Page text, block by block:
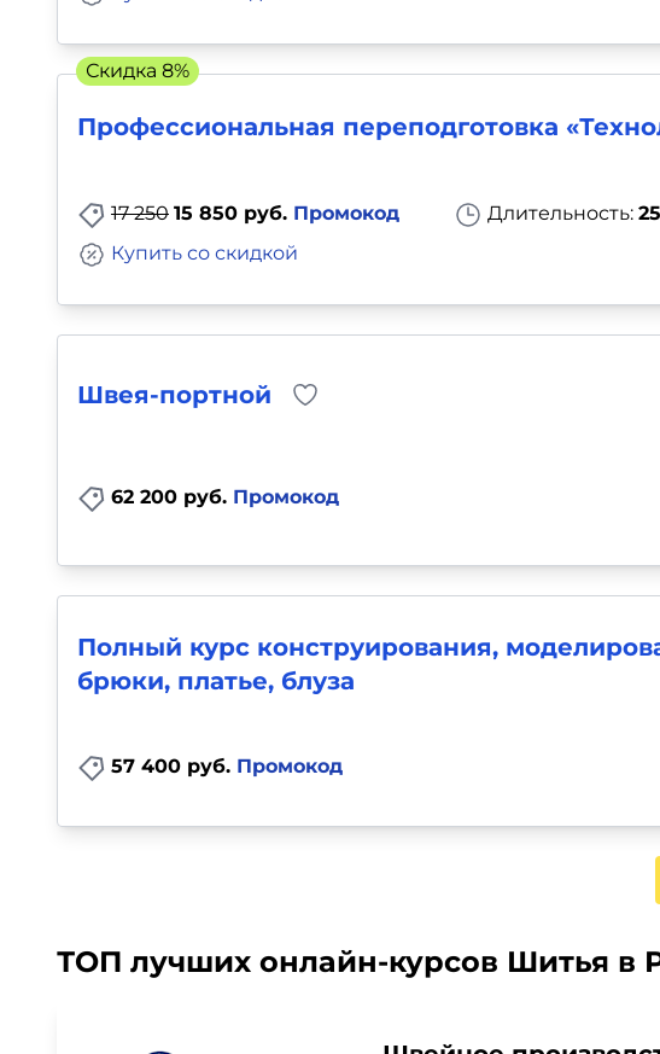
Профессиональная переподготовка
17 250 15 850 руб. Промокод Длительность:
Купить со скидкой
Скидка 8%
Швея-портной
62 200 руб. Промокод
Полный курс конструирования,
брюки, платье, блуза
57 400 руб. Промокод
ТОП лучших онлайн-курсов Шитья в